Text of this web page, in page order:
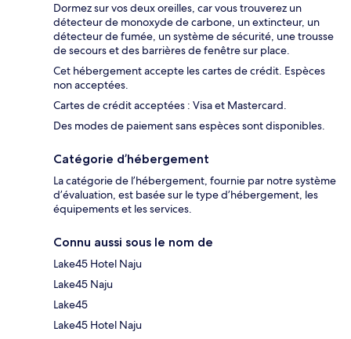
Dormez sur vos deux oreilles, car vous trouverez un
détecteur de monoxyde de carbone, un extincteur, un
détecteur de fumée, un système de sécurité, une trousse
de secours et des barrières de fenêtre sur place.
Cet hébergement accepte les cartes de crédit. Espèces
non acceptées.
Cartes de crédit acceptées : Visa et Mastercard.
Des modes de paiement sans espèces sont disponibles.
Catégorie d’hébergement
La catégorie de l’hébergement, fournie par notre système
d’évaluation, est basée sur le type d’hébergement, les
équipements et les services.
Connu aussi sous le nom de
Lake45 Hotel Naju
Lake45 Naju
Lake45
Lake45 Hotel Naju